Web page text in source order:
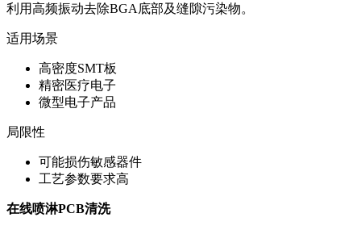
利用高频振动去除BGA底部及缝隙污染物。
适用场景
高密度SMT板
精密医疗电子
微型电子产品
局限性
可能损伤敏感器件
工艺参数要求高
在线喷淋PCB清洗